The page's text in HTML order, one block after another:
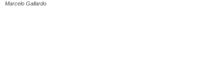
Marcelo Gallardo